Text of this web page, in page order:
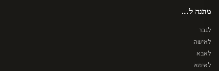
מתנה ל...
לגבר
לאישה
לאבא
לאימא